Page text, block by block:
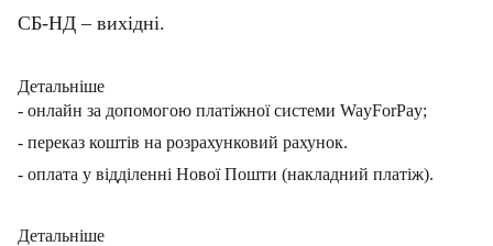
СБ-НД – вихідні.
Детальніше
- онлайн за допомогою платіжної системи WayForPay;
- переказ коштів на розрахунковий рахунок.
- оплата у відділенні Нової Пошти (накладний платіж).
Детальніше